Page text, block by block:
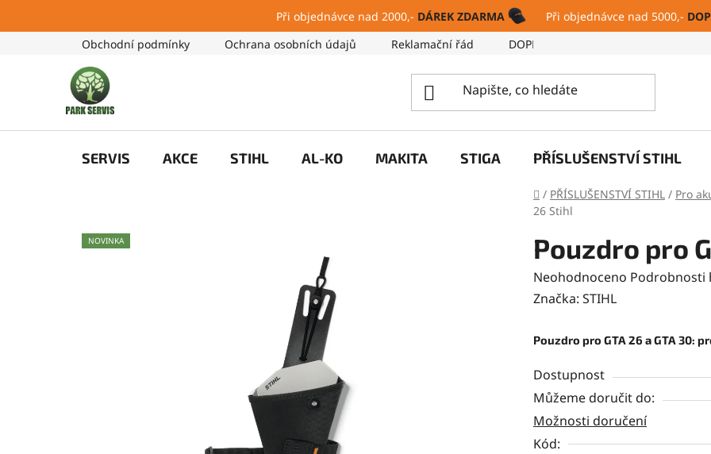
Při objednávce nad 2000,- DÁREK ZDARMA Při objednávce nad 5000,-
Obchodní podmínky Ochrana osobních údajů Reklamační řád DOPRAVA A PLATBA
SERVIS AKCE STIHL AL-KO MAKITA STIGA PŘÍSLUŠENSTVÍ STIHL
Domů
/ PŘÍSLUŠENSTVÍ STIHL / Pro
26 Stihl
Pouzdro pro
Průměrné
hodnocení
je
z
5
hvězdiček.
Neohodnoceno Podrobnosti
Značka: STIHL
Pouzdro pro GTA 26 a GTA 30:
Dostupnost
Můžeme doručit do:
Možnosti doručení
Kód:
NOVINKA